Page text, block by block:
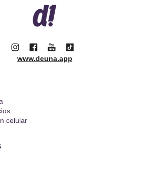
www.deuna.app
celular